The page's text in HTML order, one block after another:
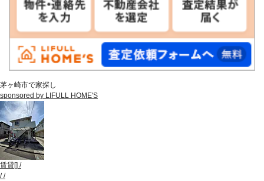
茅ヶ崎市で家探し
sponsored by LIFULL HOME'S
賃貸[] /
//